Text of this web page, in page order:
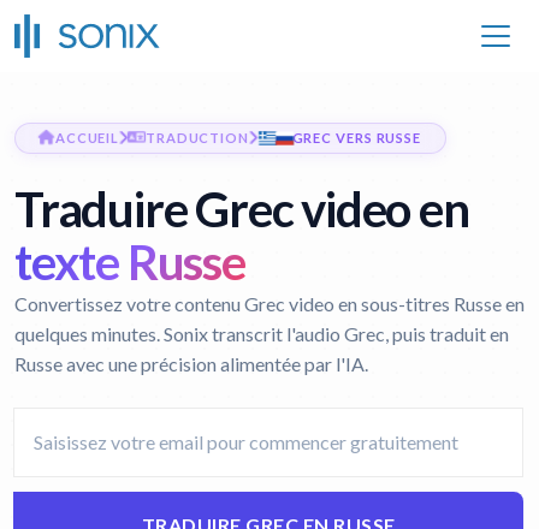
ACCUEIL TRADUCTION GREC VERS RUSSE
Traduire Grec video en
texte Russe
Convertissez votre contenu Grec video en sous-titres Russe en
quelques minutes. Sonix transcrit l'audio Grec, puis traduit en
Russe avec une précision alimentée par l'IA.